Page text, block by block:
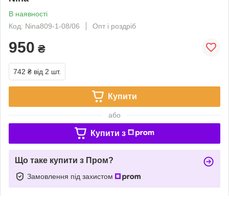
В наявності
Код: Nina809-1-08/06
Опт і роздріб
950 ₴
742 ₴ від 2 шт.
Купити
або
Купити з
Що таке купити з Пром?
Замовлення під захистом